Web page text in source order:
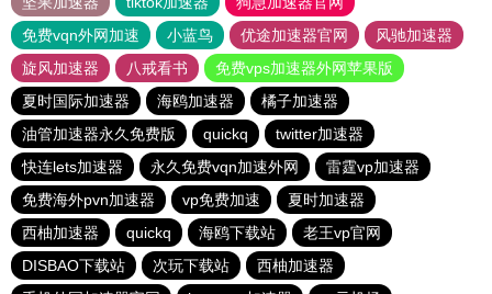
免费vqn外网加速
小蓝鸟 优途加速器官网
风驰加速器
旋风加速器
八戒看书
免费vps加速器外网苹果版
夏时国际加速器
海鸥加速器
橘子加速器
油管加速器永久免费版
quickq
twitter加速器
快连lets加速器
永久免费vqn加速外网
雷霆vp加速器
免费海外pvn加速器
vp免费加速
夏时加速器
西柚加速器
quickq 海鸥下载站
老王vp官网
DISBAO下载站
次玩下载站
西柚加速器